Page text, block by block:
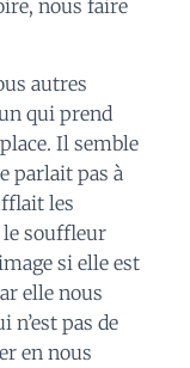
nous faire
autres
qui prend
Il semble
parlait pas à
les
le souffleur
si elle est
elle nous
n’est pas de
en nous